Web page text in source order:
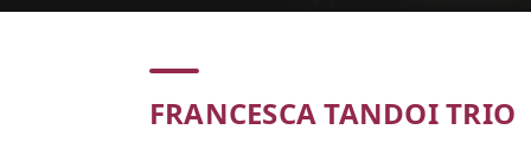
Concert
FRANCESCA TANDOI TRIO